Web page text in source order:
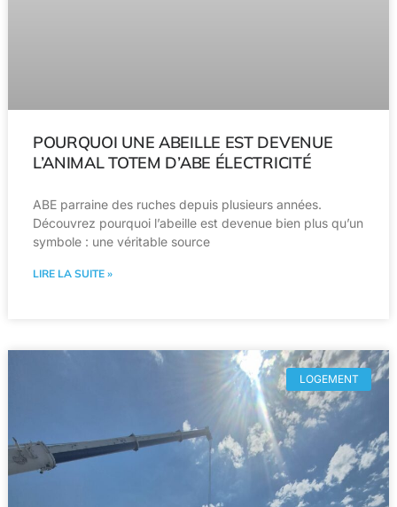
POURQUOI UNE ABEILLE EST DEVENUE
L’ANIMAL TOTEM D’ABE ÉLECTRICITÉ
ABE parraine des ruches depuis plusieurs années.
Découvrez pourquoi l’abeille est devenue bien plus qu’un
symbole : une véritable source
LIRE LA SUITE »
LOGEMENT